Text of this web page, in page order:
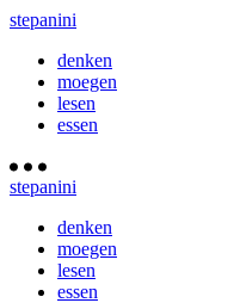
stepanini
denken
moegen
lesen
essen
stepanini
denken
moegen
lesen
essen